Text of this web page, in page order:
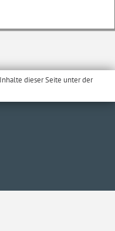
dieser Seite unter der